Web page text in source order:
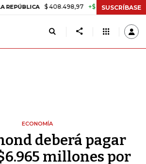
$ 408.498,97 +$ 8.753,81 +2,19%
SUSCRÍBASE
ECONOMÍA
deberá pagar
millones por